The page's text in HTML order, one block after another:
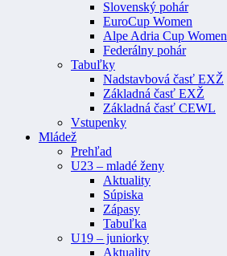
Slovenský pohár
EuroCup Women
Alpe Adria Cup Women
Federálny pohár
Tabuľky
Nadstavbová časť EXŽ
Základná časť EXŽ
Základná časť CEWL
Vstupenky
Mládež
Prehľad
U23 – mladé ženy
Aktuality
Súpiska
Zápasy
Tabuľka
U19 – juniorky
Aktuality